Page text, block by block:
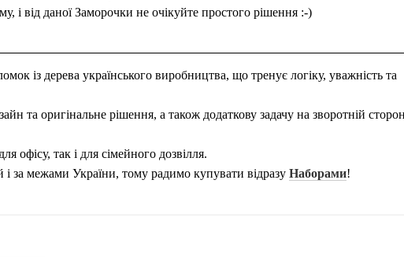
і від даної Заморочки не очікуйте простого рішення :-)
із дерева українського виробництва, що тренує логіку, уважність та
та оригінальне рішення, а також додаткову задачу на зворотній
офісу, так і для сімейного дозвілля.
за межами України, тому радимо купувати відразу Наборами!